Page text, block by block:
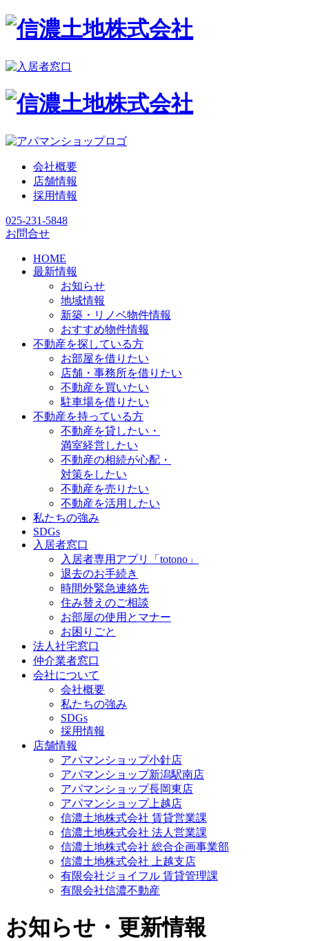
会社概要
店舗情報
採用情報
025-231-5848
お問合せ
HOME
最新情報
お知らせ
地域情報
新築・リノベ物件情報
おすすめ物件情報
不動産を探している方
お部屋を借りたい
店舗・事務所を借りたい
不動産を買いたい
駐車場を借りたい
不動産を持っている方
不動産を貸したい・
満室経営したい
不動産の相続が心配・
対策をしたい
不動産を売りたい
不動産を活用したい
私たちの強み
SDGs
入居者窓口
入居者専用アプリ「totono」
退去のお手続き
時間外緊急連絡先
住み替えのご相談
お部屋の使用とマナー
お困りごと
法人社宅窓口
仲介業者窓口
会社について
会社概要
私たちの強み
SDGs
採用情報
店舗情報
アパマンショップ小針店
アパマンショップ新潟駅南店
アパマンショップ長岡東店
アパマンショップ上越店
信濃土地株式会社 賃貸営業課
信濃土地株式会社 法人営業課
信濃土地株式会社 総合企画事業部
信濃土地株式会社 上越支店
有限会社ジョイフル 賃貸管理課
有限会社信濃不動産
お知らせ・更新情報